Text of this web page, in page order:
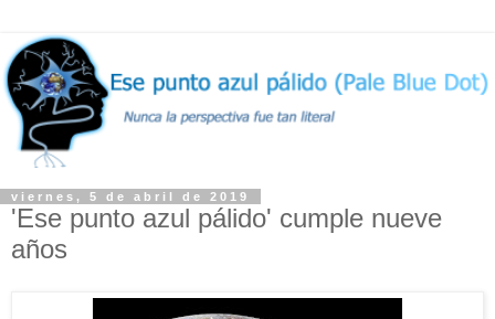
viernes, 5 de abril de 2019
'Ese punto azul pálido' cumple nueve
años